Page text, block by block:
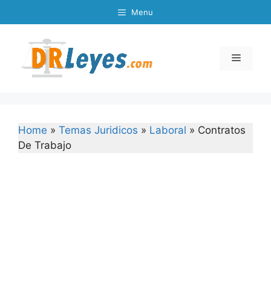
to
Menu
Menu
Home » Temas Juridicos » Laboral » Contratos
De Trabajo